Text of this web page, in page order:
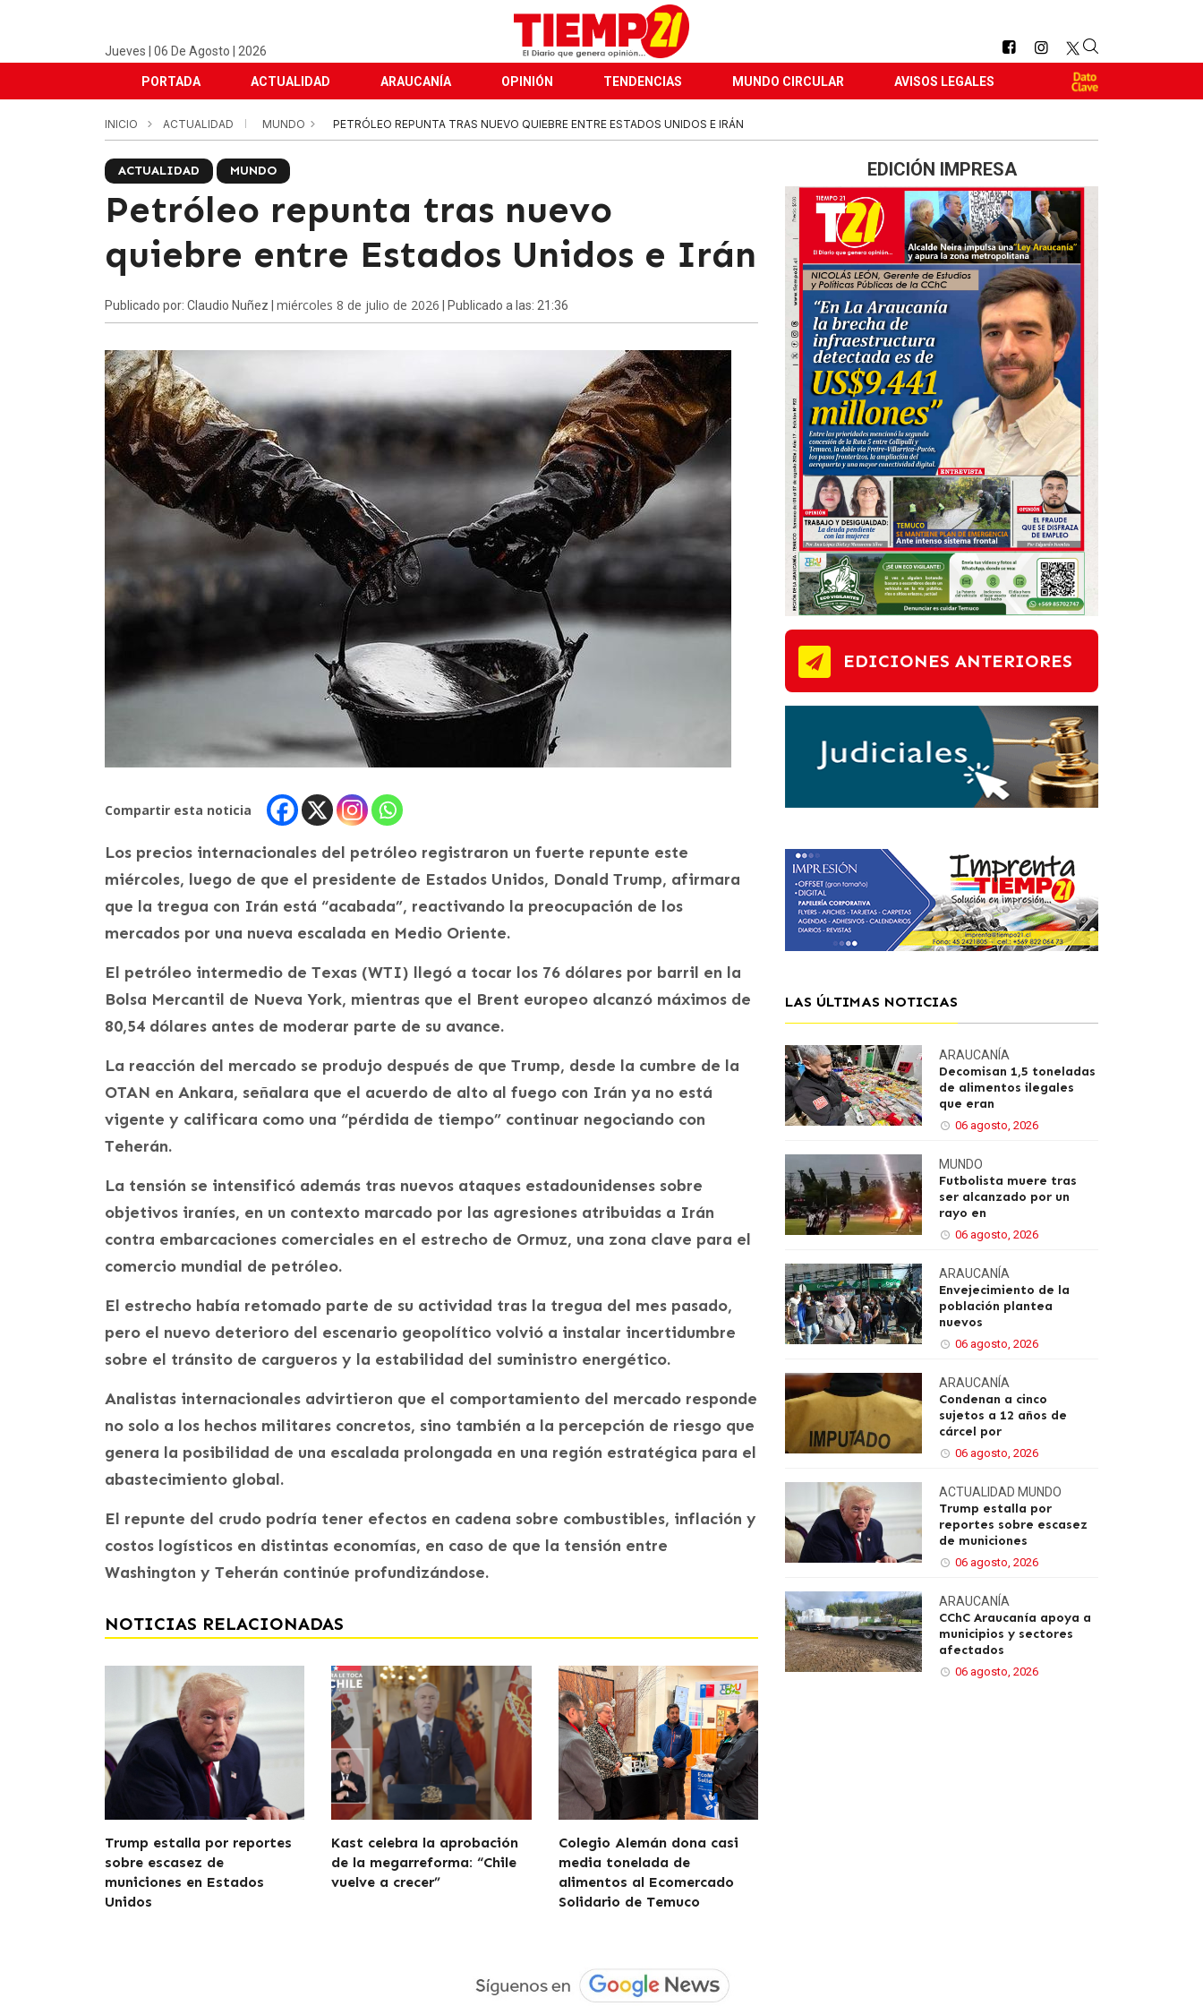
Jueves | 06 De Agosto | 2026
PORTADA ACTUALIDAD ARAUCANÍA OPINIÓN TENDENCIAS MUNDO CIRCULAR AVISOS LEGALES
INICIO ACTUALIDAD MUNDO PETRÓLEO REPUNTA TRAS NUEVO QUIEBRE ENTRE ESTADOS UNIDOS E IRÁN
ACTUALIDAD MUNDO
Petróleo repunta tras nuevo
quiebre entre Estados Unidos e Irán
Publicado por: Claudio Nuñez | miércoles 8 de julio de 2026 | Publicado a las: 21:36
Compartir esta noticia
Los precios internacionales del petróleo registraron un fuerte repunte este
miércoles, luego de que el presidente de Estados Unidos, Donald Trump, afirmara
que la tregua con Irán está “acabada”, reactivando la preocupación de los
mercados por una nueva escalada en Medio Oriente.
El petróleo intermedio de Texas (WTI) llegó a tocar los 76 dólares por barril en la
Bolsa Mercantil de Nueva York, mientras que el Brent europeo alcanzó máximos de
80,54 dólares antes de moderar parte de su avance.
La reacción del mercado se produjo después de que Trump, desde la cumbre de la
OTAN en Ankara, señalara que el acuerdo de alto al fuego con Irán ya no está
vigente y calificara como una “pérdida de tiempo” continuar negociando con
Teherán.
La tensión se intensificó además tras nuevos ataques estadounidenses sobre
objetivos iraníes, en un contexto marcado por las agresiones atribuidas a Irán
contra embarcaciones comerciales en el estrecho de Ormuz, una zona clave para el
comercio mundial de petróleo.
El estrecho había retomado parte de su actividad tras la tregua del mes pasado,
pero el nuevo deterioro del escenario geopolítico volvió a instalar incertidumbre
sobre el tránsito de cargueros y la estabilidad del suministro energético.
Analistas internacionales advirtieron que el comportamiento del mercado responde
no solo a los hechos militares concretos, sino también a la percepción de riesgo que
genera la posibilidad de una escalada prolongada en una región estratégica para el
abastecimiento global.
El repunte del crudo podría tener efectos en cadena sobre combustibles, inflación y
costos logísticos en distintas economías, en caso de que la tensión entre
Washington y Teherán continúe profundizándose.
NOTICIAS RELACIONADAS
Trump estalla por reportes
sobre escasez de
municiones en Estados
Unidos
Kast celebra la aprobación
de la megarreforma: “Chile
vuelve a crecer”
Colegio Alemán dona casi
media tonelada de
alimentos al Ecomercado
Solidario de Temuco
EDICIÓN IMPRESA
EDICIONES ANTERIORES
LAS ÚLTIMAS NOTICIAS
ARAUCANÍA
Decomisan 1,5 toneladas
de alimentos ilegales
que eran
06 agosto, 2026
MUNDO
Futbolista muere tras
ser alcanzado por un
rayo en
06 agosto, 2026
ARAUCANÍA
Envejecimiento de la
población plantea
nuevos
06 agosto, 2026
ARAUCANÍA
Condenan a cinco
sujetos a 12 años de
cárcel por
06 agosto, 2026
ACTUALIDAD MUNDO
Trump estalla por
reportes sobre escasez
de municiones
06 agosto, 2026
ARAUCANÍA
CChC Araucanía apoya a
municipios y sectores
afectados
06 agosto, 2026